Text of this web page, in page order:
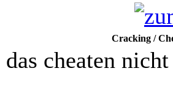
Cracking /
cheaten